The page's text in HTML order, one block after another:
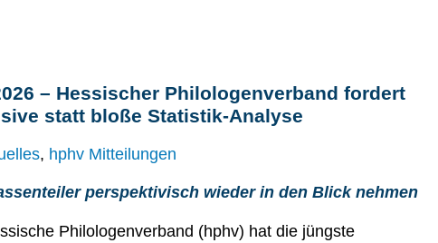
– Hessischer Philologenverband fordert
statt bloße Statistik-Analyse
, hphv Mitteilungen
perspektivisch wieder in den Blick nehmen
Philologenverband (hphv) hat die jüngste